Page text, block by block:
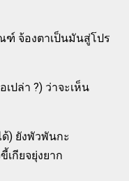
จ้องตาเป็นมันสู่โปร
ปล่า ?) ว่าจะเห็น
) ยังพัวพันกะ
เกียจยุ่งยาก